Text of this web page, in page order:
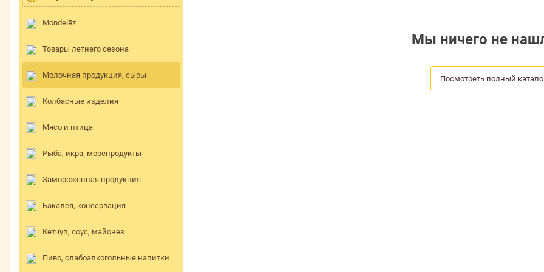
Mondelēz
Товары летнего сезона
Молочная продукция, сыры
Колбасные изделия
Мясо и птица
Рыба, икра, морепродукты
Замороженная продукция
Бакалея, консервация
Кетчуп, соус, майонез
Пиво, слабоалкогольные напитки
Мы ничего не
Посмотреть полный